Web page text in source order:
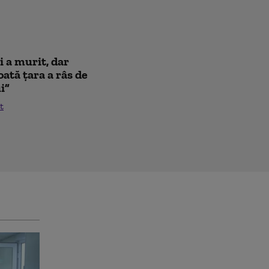
a murit, dar
țara a râs de